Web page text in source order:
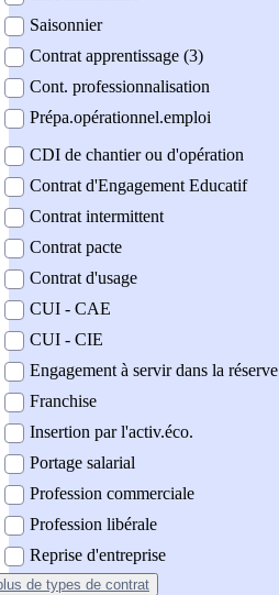
Saisonnier
Contrat apprentissage (3)
Cont. professionnalisation
Prépa.opérationnel.emploi
CDI de chantier ou d'opération
Contrat d'Engagement Educatif
Contrat intermittent
Contrat pacte
Contrat d'usage
CUI - CAE
CUI - CIE
Engagement à servir dans la réserve
Franchise
Insertion par l'activ.éco.
Portage salarial
Profession commerciale
Profession libérale
Reprise d'entreprise
de types de contrat